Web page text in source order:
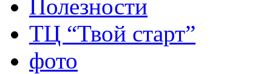
Полезности
ТЦ “Твой старт”
фото